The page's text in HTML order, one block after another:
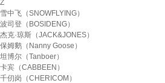
Z
雪中飞（SNOWFLYING）
波司登（BOSIDENG）
杰克·琼斯（JACK&JONES）
保姆鹅（Nanny Goose）
坦博尔（Tanboer）
卡宾（CABBEEN）
千仞岗（CHERICOM）